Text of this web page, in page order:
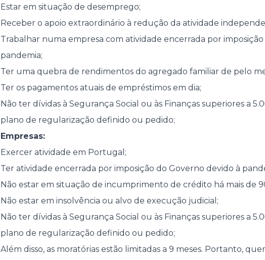
Estar em situação de desemprego;
Receber o apoio extraordinário à redução da atividade
Trabalhar numa empresa com atividade encerrada por
pandemia;
Ter uma quebra de rendimentos do agregado familiar de pelo
Ter os pagamentos atuais de empréstimos em dia;
Não ter dívidas à Segurança Social ou às Finanças superiores a
plano de regularização definido ou pedido;
Empresas:
Exercer atividade em Portugal;
Ter atividade encerrada por imposição do Governo devido à
Não estar em situação de incumprimento de crédito há mais de
Não estar em insolvência ou alvo de execução judicial;
Não ter dívidas à Segurança Social ou às Finanças superiores a
plano de regularização definido ou pedido;
Além disso, as moratórias estão limitadas a 9 meses. Portanto,